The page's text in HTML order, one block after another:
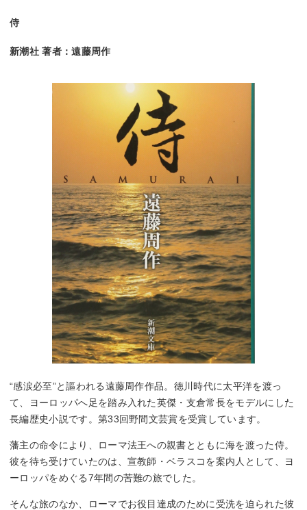
侍
新潮社 著者：遠藤周作
“感涙必至”と謳われる遠藤周作作品。徳川時代に太平洋を渡っ
て、ヨーロッパへ足を踏み入れた英傑・支倉常長をモデルにした
長編歴史小説です。第33回野間文芸賞を受賞しています。
藩主の命令により、ローマ法王への親書とともに海を渡った侍。
彼を待ち受けていたのは、宣教師・ベラスコを案内人として、ヨ
ーロッパをめぐる7年間の苦難の旅でした。
そんな旅のなか、ローマでお役目達成のために受洗を迫られた彼